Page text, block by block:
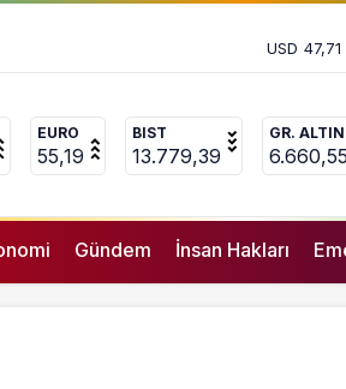
USD 47,71
EURO
55,19
BIST
13.779,39
GR. ALTIN
6.660,55
Gündem İnsan Hakları
geçirdi